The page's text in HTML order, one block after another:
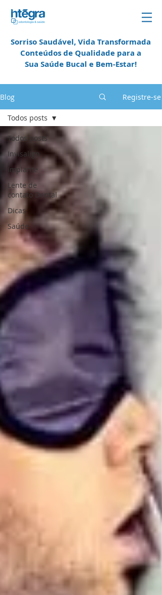
Sorriso Saudável, Vida Transformada
Conteúdos de Qualidade para a
Sua Saúde Bucal e Bem-Estar!
Blog Registre-se
Todos posts
Invisalign
Implante
Lente de
contato Dental
Dicas
Saúde
Todos posts